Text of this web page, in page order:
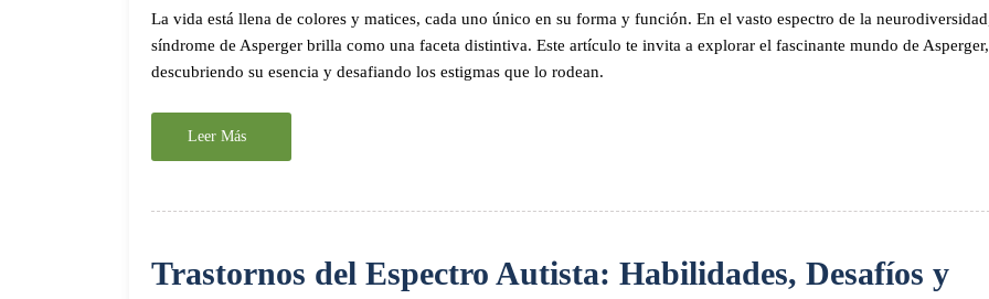
La vida está llena de colores y matices, cada uno único en su forma y función. En el vasto espectro de la
síndrome de Asperger brilla como una faceta distintiva. Este artículo te invita a explorar el fascinante mundo de Asperger,
descubriendo su esencia y desafiando los estigmas que lo rodean.
Leer Más
Trastornos del Espectro Autista: Habilidades, Desafíos y